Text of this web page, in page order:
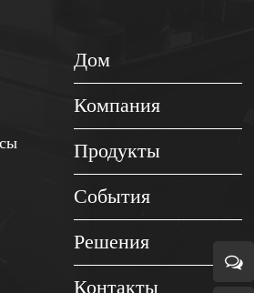
Дом
Компания
Продукты
События
Решения